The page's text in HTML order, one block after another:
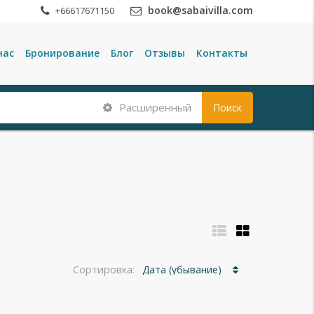
+66617671150 book@sabaivilla.com
Бронирование Блог Отзывы Контакты
Расширенный Поиск
Сортировка: Дата (убывание)